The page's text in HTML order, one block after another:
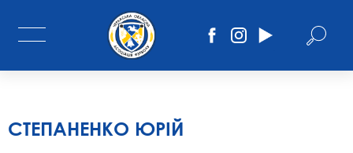
СТЕПАНЕНКО ЮРІЙ